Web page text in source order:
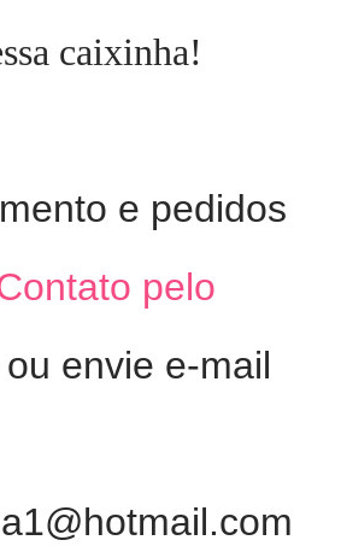
caixinha!
e pedidos
pelo
ou envie e-mail